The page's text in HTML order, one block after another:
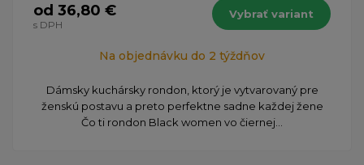
od 36,80 €
s DPH
Vybrať variant
Na objednávku do 2 týždňov
Dámsky kuchársky rondon, ktorý je vytvarovaný pre
ženskú postavu a preto perfektne sadne každej žene
Čo ti rondon Black women vo čiernej...